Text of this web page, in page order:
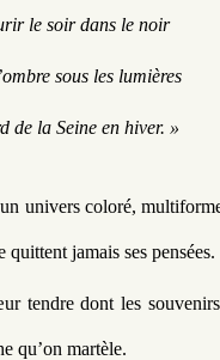
le soir dans le noir
sous les lumières
de la Seine en hiver. »
univers coloré,
jamais ses pensées.
tendre dont les
qu’on martèle.